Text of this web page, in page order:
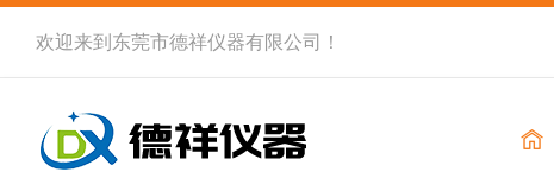
欢迎来到 东莞市德祥仪器有限公司 ！